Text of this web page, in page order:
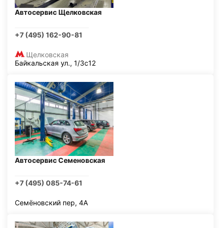
Автосервис Щелковская
+7 (495) 162-90-81
Щелковская
Байкальская ул., 1/3с12
Автосервис Семеновская
+7 (495) 085-74-61
Семёновский пер, 4А